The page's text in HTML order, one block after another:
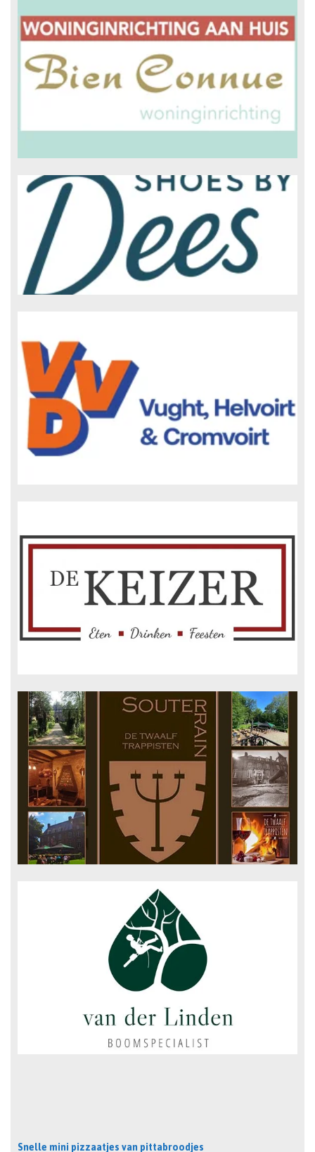
Snelle mini pizzaatjes van pittabroodjes